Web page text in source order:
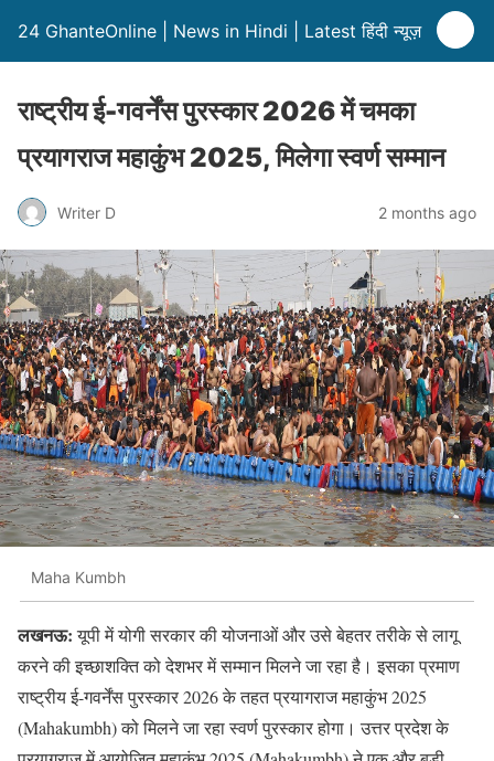
24 GhanteOnline | News in Hindi | Latest हिंदी न्यूज़
राष्ट्रीय ई-गवर्नेंस पुरस्कार 2026 में चमका
प्रयागराज महाकुंभ 2025, मिलेगा स्वर्ण सम्मान
Writer D 2 months ago
Maha Kumbh
लखनऊ:यूपी में योगी सरकार की योजनाओं और उसे बेहतर तरीके से लागू
करने की इच्छाशक्ति को देशभर में सम्मान मिलने जा रहा है। इसका प्रमाण
राष्ट्रीय ई-गवर्नेंस पुरस्कार 2026 के तहत प्रयागराज महाकुंभ 2025
(Mahakumbh) को मिलने जा रहा स्वर्ण पुरस्कार होगा। उत्तर प्रदेश के